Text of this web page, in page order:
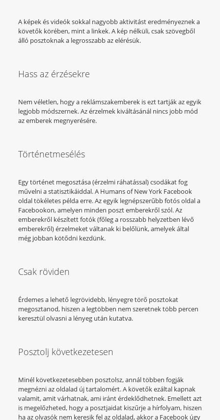
A képek és videók sokkal nagyobb aktivitást eredményeznek a
követők körében, mint a linkek. A kép nélküli, csak szövegből
álló posztoknak a legrosszabb az elérésük.
Hass az érzésekre
Nem véletlen, hogy a reklámszakemberek is ezt tartják az egyik
legjobb módszernek. Az érzelmek kiváltásánál nincs jobb mód
az emberek megnyerésére.
Történetmesélés
Egy történet megosztása (érzelmi ráhatással) csodákat fog
művelni a statisztikáiddal. A Humans of New York Facebook
oldal tökéletes példa erre. Az egyik legnépszerűbb fotós oldal a
Facebookon, amelyen minden poszt emberekről szól. Az
emberekről készített fotók (főleg a rosszabb helyzetben lévő
emberekről) érzelmeket váltanak ki belőlünk, amelyek által
még jobban kötődni kezdünk.
Csak röviden
Érdemes a lehető legrövidebb, lényegre törő posztokat
megosztanod, hiszen a legtöbben nem szeretnek több percen
keresztül olvasni a lényeg után kutatva.
Posztolj következetesen
Minél következetesebben posztolsz, annál többen fogják
megnézni az oldalad új tartalomért. A követők ezáltal kapnak
valamit, amit várhatnak, ami iránt érdeklődhetnek. Emellett azt
is megelőzheted, hogy a posztjaidat kiszűrje a hírfolyam, hiszen
ha az olvasók nem keresik fel az oldalad, akkor a Facebook úgy